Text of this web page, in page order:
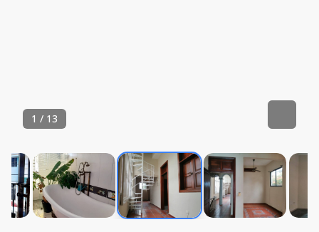
1 / 13